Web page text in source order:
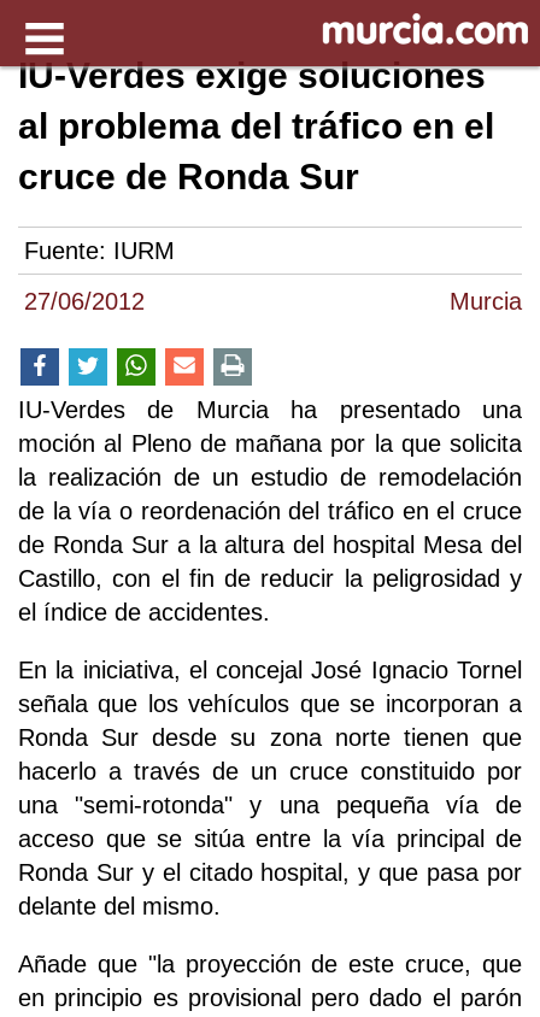
27/06/2012 Murcia
IU-Verdes exige soluciones
al problema del tráfico en el
cruce de Ronda Sur
Fuente: IURM
IU-Verdes de Murcia ha presentado una
moción al Pleno de mañana por la que solicita
la realización de un estudio de remodelación
de la vía o reordenación del tráfico en el cruce
de Ronda Sur a la altura del hospital Mesa del
Castillo, con el fin de reducir la peligrosidad y
el índice de accidentes.
En la iniciativa, el concejal José Ignacio Tornel
señala que los vehículos que se incorporan a
Ronda Sur desde su zona norte tienen que
hacerlo a través de un cruce constituido por
una "semi-rotonda" y una pequeña vía de
acceso que se sitúa entre la vía principal de
Ronda Sur y el citado hospital, y que pasa por
delante del mismo.
Añade que "la proyección de este cruce, que
en principio es provisional pero dado el parón